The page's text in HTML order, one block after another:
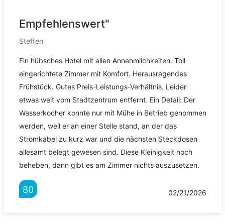
Empfehlenswert"
Steffen
Ein hübsches Hotel mit allen Annehmlichkeiten. Toll
eingerichtete Zimmer mit Komfort. Herausragendes
Frühstück. Gutes Preis-Leistungs-Verhältnis. Leider
etwas weit vom Stadtzentrum entfernt. Ein Detail: Der
Wasserkocher konnte nur mit Mühe in Betrieb genommen
werden, weil er an einer Stelle stand, an der das
Stromkabel zu kurz war und die nächsten Steckdosen
allesamt belegt gewesen sind. Diese Kleinigkeit noch
beheben, dann gibt es am Zimmer nichts auszusetzen.
80 02/21/2026